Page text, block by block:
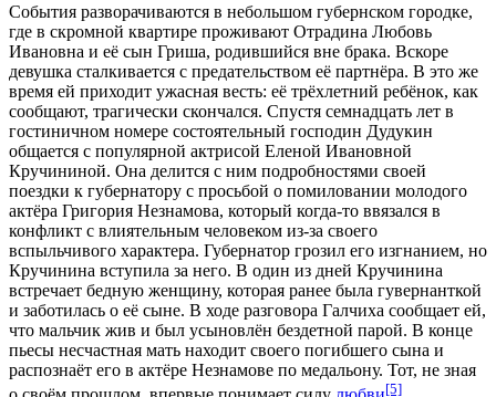
События разворачиваются в небольшом губернском городке,
где в скромной квартире проживают Отрадина Любовь
Ивановна и её сын Гриша, родившийся вне брака. Вскоре
девушка сталкивается с предательством её партнёра. В это же
время ей приходит ужасная весть: её трёхлетний ребёнок, как
сообщают, трагически скончался. Спустя семнадцать лет в
гостиничном номере состоятельный господин Дудукин
общается с популярной актрисой Еленой Ивановной
Кручининой. Она делится с ним подробностями своей
поездки к губернатору с просьбой о помиловании молодого
актёра Григория Незнамова, который когда-то ввязался в
конфликт с влиятельным человеком из-за своего
вспыльчивого характера. Губернатор грозил его изгнанием, но
Кручинина вступила за него. В один из дней Кручинина
встречает бедную женщину, которая ранее была гувернанткой
и заботилась о её сыне. В ходе разговора Галчиха сообщает ей,
что мальчик жив и был усыновлён бездетной парой. В конце
пьесы несчастная мать находит своего погибшего сына и
распознаёт его в актёре Незнамове по медальону. Тот, не зная
[5]